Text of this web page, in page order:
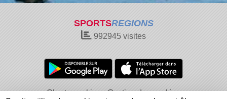
SPORTSREGIONS
992945 visites
Charte cookies Gestion des cookies